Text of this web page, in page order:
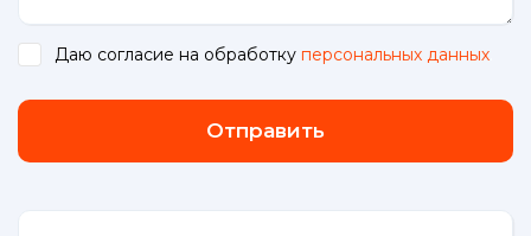
Даю согласие на обработку персональных данных
Отправить